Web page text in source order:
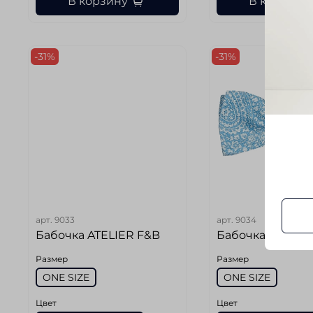
-31%
арт. 9033
Бабочка ATELIER F&B
Размер
ONE SIZE
Цвет
-31%
арт.9034
Бабочка
Размер
ONE SIZE
Цвет